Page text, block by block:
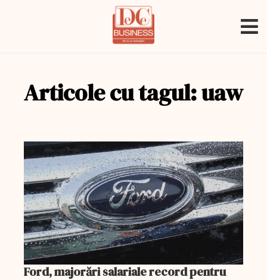
Articole cu tagul: uaw
Ford, majorări salariale record pentru